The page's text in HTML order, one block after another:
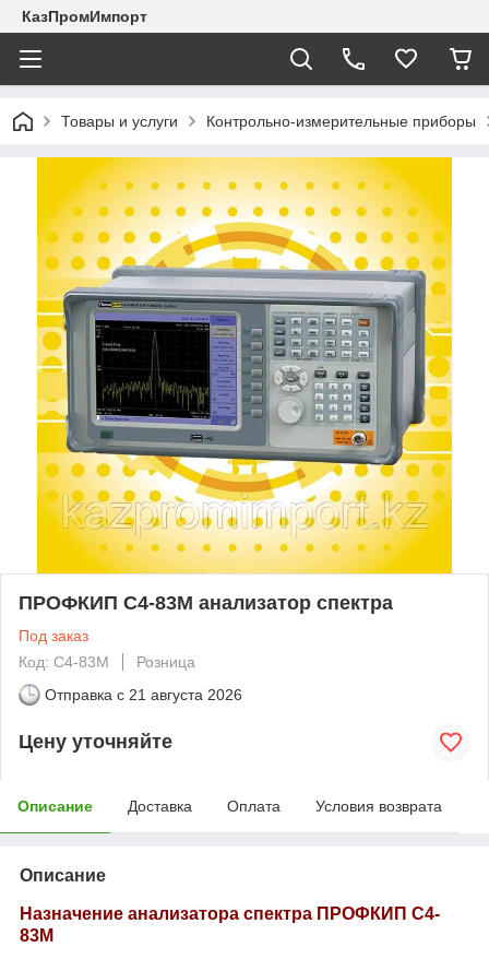
КазПромИмпорт
Товары и услуги Контрольно-измерительные приборы
ПРОФКИП С4-83М анализатор спектра
Под заказ
Код: С4-83М
Розница
Отправка с 21 августа 2026
Цену уточняйте
Описание Доставка Оплата Условия возврата
Описание
Назначение анализатора спектра ПРОФКИП С4-
83М